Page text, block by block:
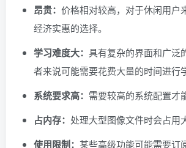
昂贵： 价格相对较高，对于休闲用户
经济实惠的选择。
学习难度大： 具有复杂的界面和广泛
者来说可能需要花费大量的时间进行
系统要求高： 需要较高的系统配置才
占内存： 处理大型图像文件时会占用
使用限制： 某些高级功能可能需要订